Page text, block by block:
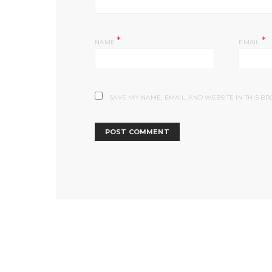
NAME* EMAIL *
SAVE MY NAME, EMAIL, AND WEBSITE IN THIS